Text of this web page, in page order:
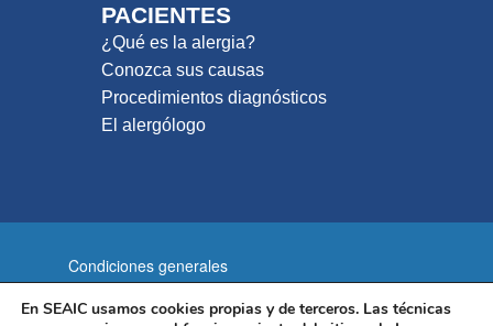
PACIENTES
¿Qué es la alergia?
Conozca sus causas
Procedimientos diagnósticos
El alergólogo
Condiciones generales
Política de privacidad
En SEAIC usamos cookies propias y de terceros. Las técnicas